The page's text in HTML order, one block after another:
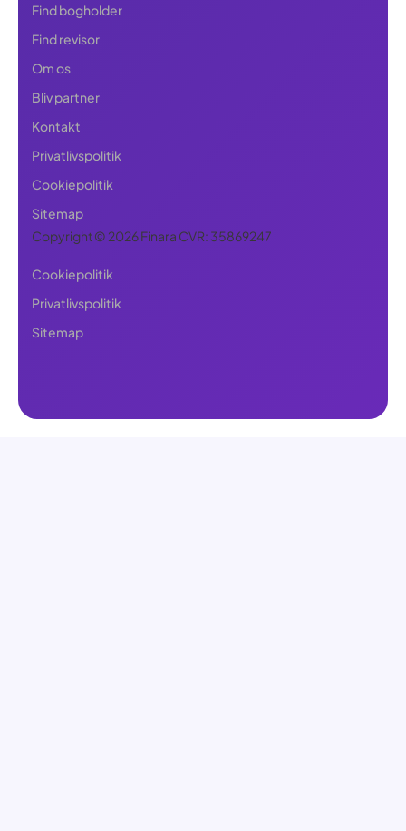
Find bogholder
Find revisor
Om os
Bliv partner
Kontakt
Privatlivspolitik
Cookiepolitik
Sitemap
Copyright © 2026 Finara CVR: 35869247
Cookiepolitik
Privatlivspolitik
Sitemap